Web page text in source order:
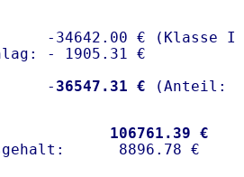
-34642.00 € (Klasse I)
- 1905.31 €
- 36547.31 €
106761.39 €